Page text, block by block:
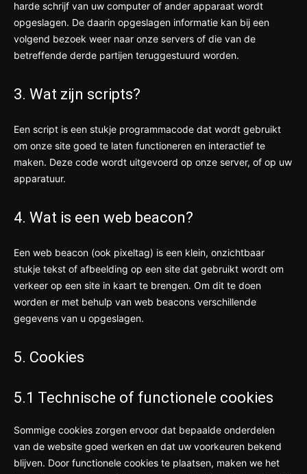
harde schrijf van uw computer of ander apparaat wordt
opgeslagen. De daarin opgeslagen informatie kan bij een
volgend bezoek weer naar onze servers of die van de
betreffende derde partijen teruggestuurd worden.
3. Wat zijn scripts?
Een script is een stukje programmacode dat wordt gebruikt
om onze site goed te laten functioneren en interactief te
maken. Deze code wordt uitgevoerd op onze server, of op uw
apparatuur.
4. Wat is een web beacon?
Een web beacon (ook pixeltag) is een klein, onzichtbaar
stukje tekst of afbeelding op een site dat gebruikt wordt om
verkeer op een site in kaart te brengen. Om dit te doen
worden er met behulp van web beacons verschillende
gegevens van u opgeslagen.
5. Cookies
5.1 Technische of functionele cookies
Sommige cookies zorgen ervoor dat bepaalde onderdelen
van de website goed werken en dat uw voorkeuren bekend
blijven. Door functionele cookies te plaatsen, maken we het